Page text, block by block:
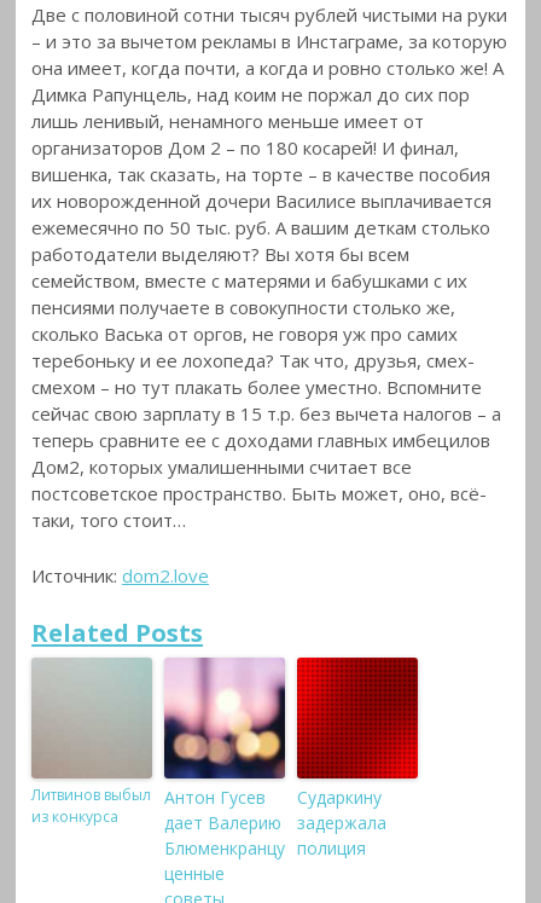
Две с половиной сотни тысяч рублей чистыми на руки
– и это за вычетом рекламы в Инстаграме, за которую
она имеет, когда почти, а когда и ровно столько же! А
Димка Рапунцель, над коим не поржал до сих пор
лишь ленивый, ненамного меньше имеет от
организаторов Дом 2 – по 180 косарей! И финал,
вишенка, так сказать, на торте – в качестве пособия
их новорожденной дочери Василисе выплачивается
ежемесячно по 50 тыс. руб. А вашим деткам столько
работодатели выделяют? Вы хотя бы всем
семейством, вместе с матерями и бабушками с их
пенсиями получаете в совокупности столько же,
сколько Васька от оргов, не говоря уж про самих
теребоньку и ее лохопеда? Так что, друзья, смех-
смехом – но тут плакать более уместно. Вспомните
сейчас свою зарплату в 15 т.р. без вычета налогов – а
теперь сравните ее с доходами главных имбецилов
Дом2, которых умалишенными считает все
постсоветское пространство. Быть может, оно, всё-
таки, того стоит…
Источник:dom2.love
Related Posts
Литвинов выбыл
из конкурса
Антон Гусев
дает Валерию
Блюменкранцу
ценные
советы
Сударкину
задержала
полиция